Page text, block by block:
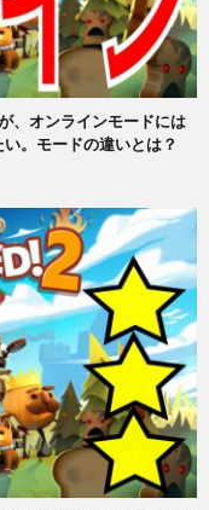
、オンラインモードには
。モードの違いとは？